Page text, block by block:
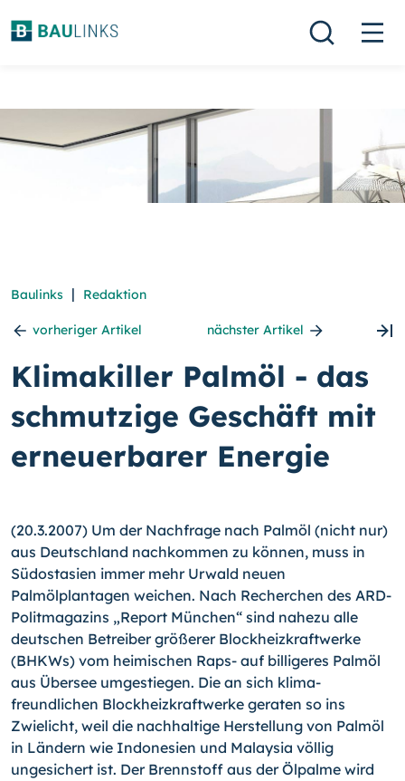
Baulinks | Redaktion
vorheriger Artikel nächster Artikel
Klimakiller Palmöl - das
schmutzige Geschäft mit
erneuerbarer Energie
(20.3.2007) Um der Nachfrage nach Palmöl (nicht nur)
aus Deutschland nachkommen zu können, muss in
Südostasien immer mehr Urwald neuen
Palmölplantagen weichen. Nach Recherchen des ARD-
Politmagazins „Report München“ sind nahezu alle
deutschen Betreiber größerer Blockheizkraftwerke
(BHKWs) vom heimischen Raps- auf billigeres Palmöl
aus Übersee umgestiegen. Die an sich klima-
freundlichen Blockheizkraftwerke geraten so ins
Zwielicht, weil die nachhaltige Herstellung von Palmöl
in Ländern wie Indonesien und Malaysia völlig
ungesichert ist. Der Brennstoff aus der Ölpalme wird